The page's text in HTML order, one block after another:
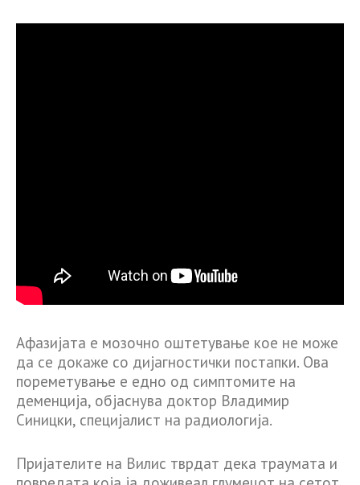
Афазијата е мозочно оштетување кое не може
да се докаже со дијагностички постапки. Ова
пореметување е едно од симптомите на
деменција, објаснува доктор Владимир
Синицки, специјалист на радиологија.
Пријателите на Вилис тврдат дека траумата и